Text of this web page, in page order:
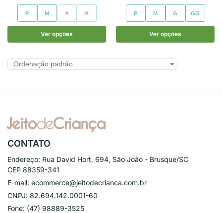
P M G GG
Ver opções
P M G GG
Ver opções
CONTATO
Endereço: Rua David Hort, 694, São João - Brusque/SC
CEP 88359-341
E-mail: ecommerce@jeitodecrianca.com.br
CNPJ: 82.694.142.0001-60
Fone: (47) 98889-3525